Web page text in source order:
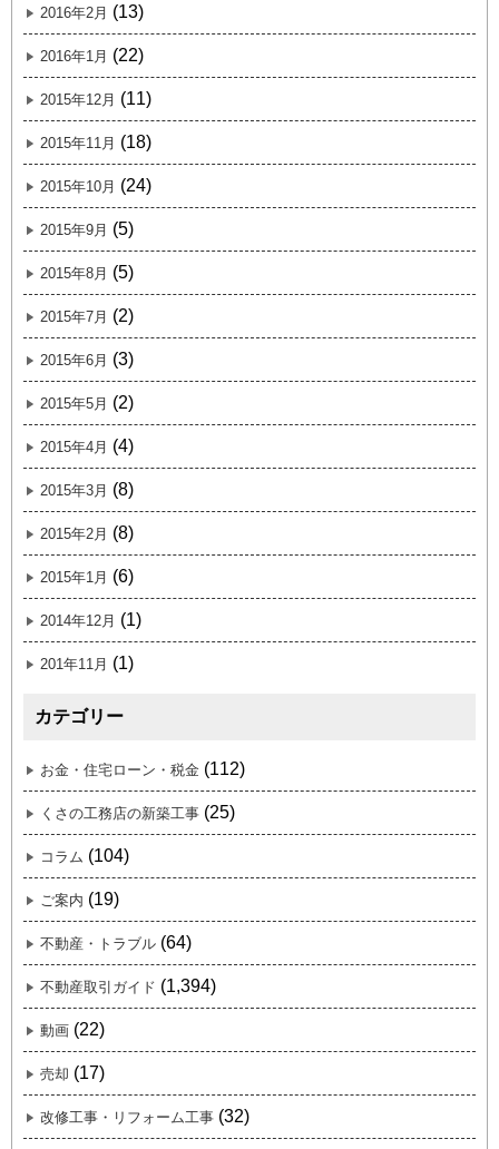
2016年2月 (13)
2016年1月 (22)
2015年12月 (11)
2015年11月 (18)
2015年10月 (24)
2015年9月 (5)
2015年8月 (5)
2015年7月 (2)
2015年6月 (3)
2015年5月 (2)
2015年4月 (4)
2015年3月 (8)
2015年2月 (8)
2015年1月 (6)
2014年12月 (1)
201年11月 (1)
カテゴリー
お金・住宅ローン・税金 (112)
くさの工務店の新築工事 (25)
コラム (104)
ご案内 (19)
不動産・トラブル (64)
不動産取引ガイド (1,394)
動画 (22)
売却 (17)
改修工事・リフォーム工事 (32)